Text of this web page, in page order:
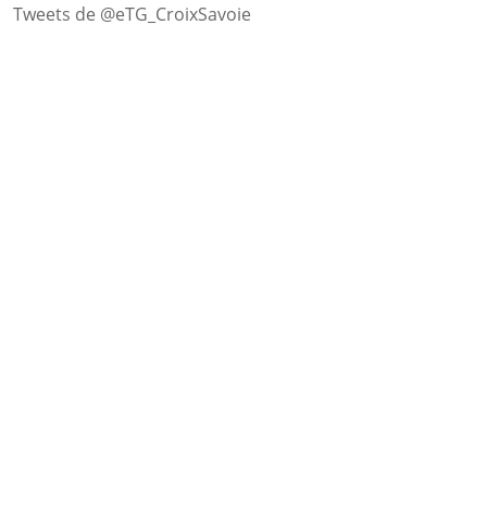
Tweets de @eTG_CroixSavoie